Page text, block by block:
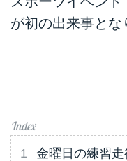
が初の出来事とな
金曜日の練習